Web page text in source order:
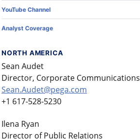
YouTube Channel
Analyst Coverage
NORTH AMERICA
Sean Audet
Director, Corporate Communications
Sean.Audet@pega.com
+1 617-528-5230
Ilena Ryan
Director of Public Relations